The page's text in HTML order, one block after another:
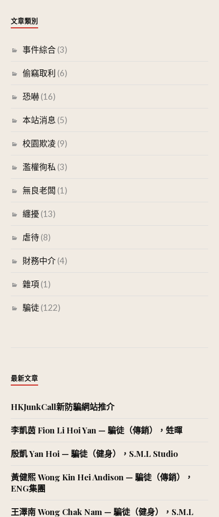
文章類別
事件綜合(3)
偷竊取利 (6)
恐嚇(16)
本站消息 (5)
校園欺凌(9)
濫權徇私 (3)
無良老闆 (1)
纏擾 (13)
虐待(8)
財務中介(4)
雜項(1)
騙徒(122)
最新文章
HKJunkCall新防騙網站推介
李凱茵 Fion Li Hoi Yan — 騙徒（傳銷），甡暉
殷凱 Yan Hoi — 騙徒（健身），S.M.L Studio
黃健熙 Wong Kin Hei Andison — 騙徒（傳銷），
ENG集團
王澤南 Wong Chak Nam — 騙徒（健身），S.M.L